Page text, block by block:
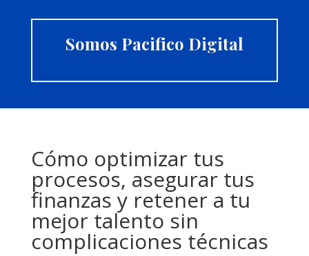
Somos Pacifico Digital
Cómo optimizar tus
procesos, asegurar tus
finanzas y retener a tu
mejor talento sin
complicaciones técnicas